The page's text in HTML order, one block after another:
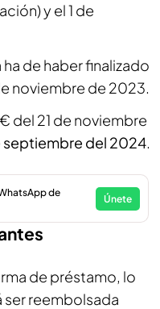
y el 1 de
de haber finalizado
noviembre de 2023.
del 21 de noviembre
septiembre del 2024.
de
Únete
de préstamo, lo
reembolsada